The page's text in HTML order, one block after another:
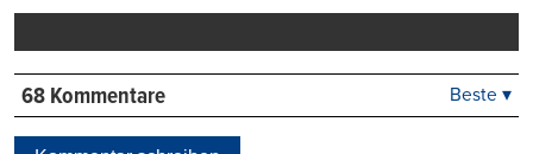
drucken
68 Kommentare Beste ▾